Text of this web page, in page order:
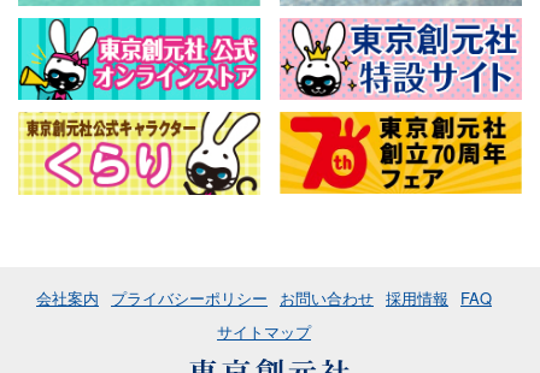
会社案内 プライバシーポリシー お問い合わせ 採用情報
FAQ
サイトマップ